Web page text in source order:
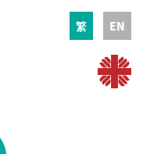
繁 EN